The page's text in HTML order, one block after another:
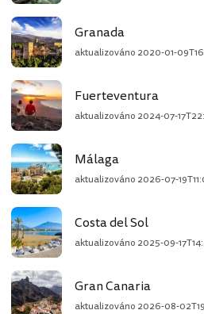
Granada
aktualizováno 2020-01-
Fuerteventura
aktualizováno 2024-07-
Málaga
aktualizováno 2026-07-
Costa del Sol
aktualizováno 2025-09-
Gran Canaria
aktualizováno 2026-08-